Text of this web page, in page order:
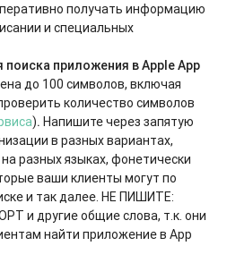
получать информацию
и специальных
приложения в Apple App
до 100 символов, включая
количество символов
). Напишите через запятую
в разных вариантах,
разных языках, фонетически
ваши клиенты могут по
и так далее. НЕ ПИШИТЕ:
и другие общие слова, т.к. они
найти приложение в App